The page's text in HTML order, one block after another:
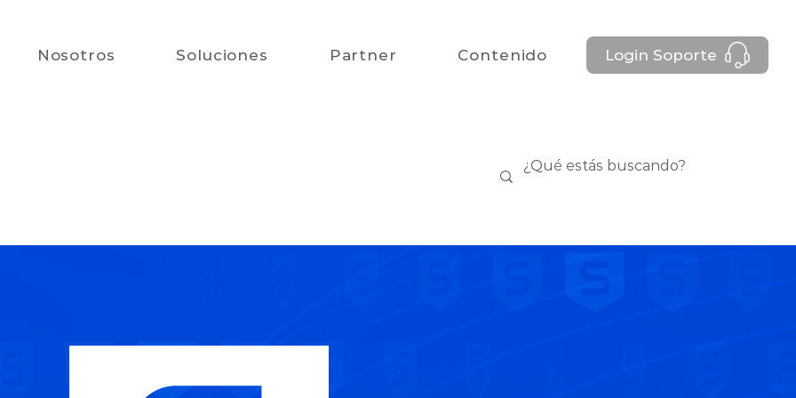
Nosotros Soluciones Partner Contenido Login Soporte